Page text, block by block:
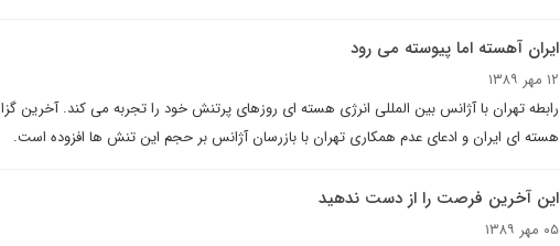
ایران آهسته اما پیوسته می رود
۱۲ مهر ۱۳۸۹
رابطه تهران با آژانس بین المللی انرژی هسته ای روزهای پرتنش خود را تجربه می کند. آخرین
هسته ای ایران و ادعای عدم همکاری تهران با بازرسان آژانس بر حجم این تنش ها افزوده است.
اين آخرين فرصت را از دست ندهيد
۰۵ مهر ۱۳۸۹